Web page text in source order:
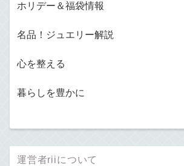
ホリデー＆福袋情報
名品！ジュエリー解説
心を整える
暮らしを豊かに
運営者riiについて